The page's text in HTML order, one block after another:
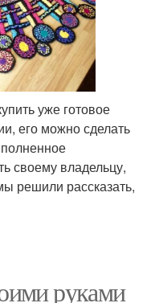
уже готовое
его можно сделать
своему владельцу,
решили рассказать,
руками